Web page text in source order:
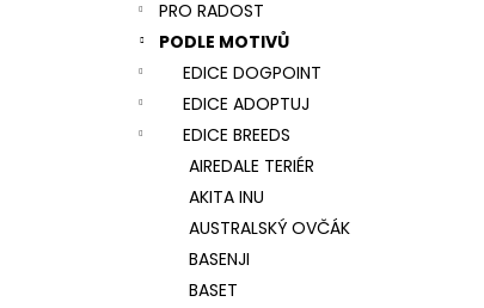
PRO RADOST
PODLE MOTIVŮ
EDICE DOGPOINT
EDICE ADOPTUJ
EDICE BREEDS
AIREDALE TERIÉR
AKITA INU
AUSTRALSKÝ OVČÁK
BASENJI
BASET
NÁRAMEK TLAPKA - ČERNÁ
159 Kč